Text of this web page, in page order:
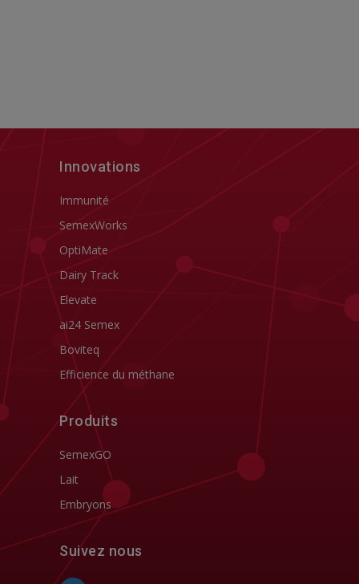
Innovations
Immunité
SemexWorks
OptiMate
Dairy Track
Elevate
ai24 Semex
Boviteq
Efficience du méthane
Produits
SemexGO
Lait
Embryons
Suivez nous